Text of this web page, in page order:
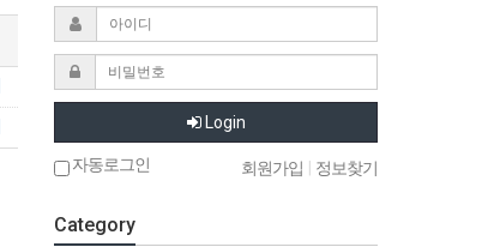
Login
자동로그인 회원가입 정보찾기
Category